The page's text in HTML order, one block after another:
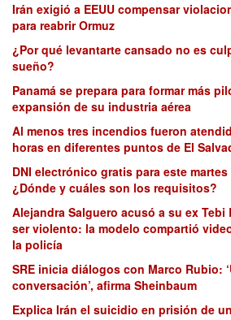
Irán exigió a EEUU compensar
para reabrir Ormuz
¿Por qué levantarte cansado no es
sueño?
Panamá se prepara para formar más
expansión de su industria aérea
Al menos tres incendios fueron
horas en diferentes puntos de El
DNI electrónico gratis para este
¿Dónde y cuáles son los requisitos?
Alejandra Salguero acusó a su ex Tebi
ser violento: la modelo compartió
la policía
SRE inicia diálogos con Marco Rubio:
conversación’, afirma Sheinbaum
Explica Irán el suicidio en prisión de